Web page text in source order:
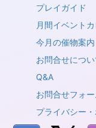
プレイガイド
月間イベント
今月の催物案内
お問合せについ
Q&A
お問合せフォー
プライバシー